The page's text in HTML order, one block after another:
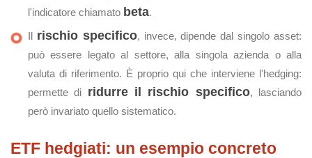
l'indicatore chiamato beta.
Il rischio specifico, invece, dipende dal singolo asset:
può essere legato al settore, alla singola azienda o alla
valuta di riferimento. È proprio qui che interviene l'hedging:
permette di ridurre il rischio specifico, lasciando
però invariato quello sistematico.
ETF hedgiati: un esempio concreto